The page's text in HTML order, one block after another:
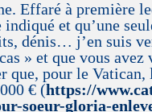
Effaré à première
indiqué et qu’une
dénis… j’en suis
» et que vous
que, pour le Vatican,
€ (https://
soeur-gloria-